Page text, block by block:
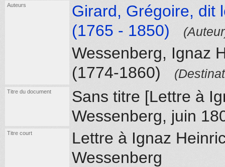
Auteurs
Girard, Grégoire, dit
(1765 - 1850)
Wessenberg, Ignaz
(1774-1860)
Titre du document
Sans titre [Lettre à
Wessenberg, juin
Titre court
Lettre à Ignaz
Wessenberg